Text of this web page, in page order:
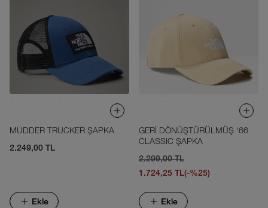
MUDDER TRUCKER ŞAPKA
2.249,00 TL
Ekle
GERİ DÖNÜŞTÜRÜLMÜŞ ‘66
CLASSIC ŞAPKA
2.299,00 TL
1.724,25 TL(-%25)
Ekle